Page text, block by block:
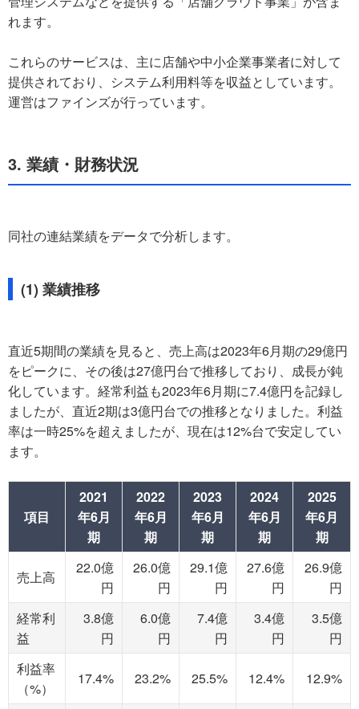
れます。
これらのサービスは、主に店舗や中小企業事業者に対して
提供されており、システム利用料等を収益としています。
運営はファインズが行っています。
3. 業績・財務状況
同社の連結業績をデータで分析します。
(1) 業績推移
直近5期間の業績を見ると、売上高は2023年6月期の29億円
をピークに、その後は27億円台で推移しており、成長が鈍
化しています。経常利益も2023年6月期に7.4億円を記録し
ましたが、直近2期は3億円台での推移となりました。利益
率は一時25%を超えましたが、現在は12%台で安定してい
ます。
項目
2021
年6月
期
2022
年6月
期
2023
年6月
期
2024
年6月
期
2025
年6月
期
売上高
22.0億
円
26.0億
円
29.1億
円
27.6億
円
26.9億
円
経常利
益
3.8億
円
6.0億
円
7.4億
円
3.4億
円
3.5億
円
利益率
（%）
17.4% 23.2% 25.5% 12.4% 12.9%